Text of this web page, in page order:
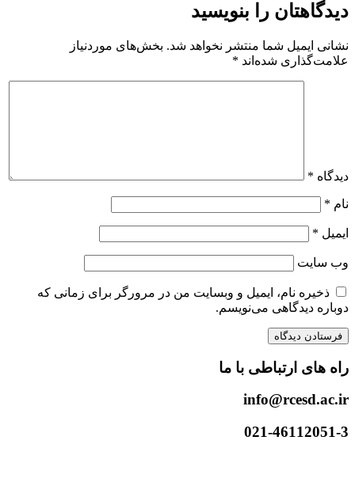
دیدگاهتان را بنویسید
نشانی ایمیل شما منتشر نخواهد شد. بخش‌های موردنیاز
علامت‌گذاری شده‌اند *
دیدگاه *
نام *
ایمیل *
وب‌ سایت
ذخیره نام، ایمیل و وبسایت من در مرورگر برای زمانی که
دوباره دیدگاهی می‌نویسم.
راه های ارتباطی با ما
info@rcesd.ac.ir​
021-46112051-3